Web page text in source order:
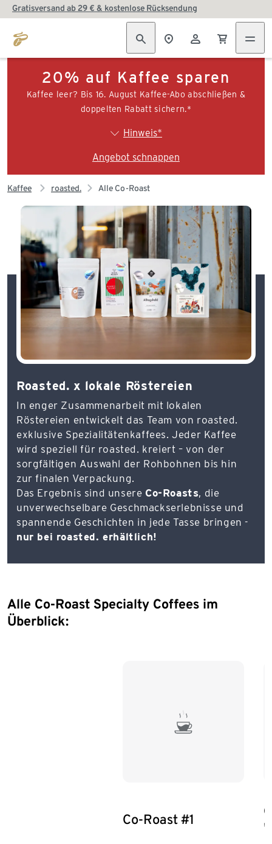
Gratisversand ab 29 € & kostenlose Rücksendung
20% auf Kaffee sparen
Kaffee leer? Bis 16. August Kaffee-Abo abschließen &
doppelten Rabatt sichern.*
Hinweis*
Angebot schnappen
Kaffee roasted. Alle Co-Roast
Roasted. x lokale Röstereien
In enger Zusammenarbeit mit lokalen
Röstereien entwickelt das Team von roasted.
exklusive Spezialitätenkaffees. Jeder Kaffee
wird speziell für roasted. kreiert – von der
sorgfältigen Auswahl der Rohbohnen bis hin
zur finalen Verpackung.
Das Ergebnis sind unsere Co-Roasts, die
unverwechselbare Geschmackserlebnisse und
spannende Geschichten in jede Tasse bringen -
nur bei roasted. erhältlich!
Alle Co-Roast Specialty Coffees im
Überblick:
Co-Roast #1